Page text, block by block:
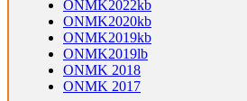
ONMK2022kb
ONMK2020kb
ONMK2019kb
ONMK2019lb
ONMK 2018
ONMK 2017